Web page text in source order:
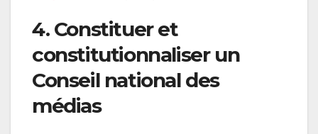
4. Constituer et
constitutionnaliser un
Conseil national des
médias